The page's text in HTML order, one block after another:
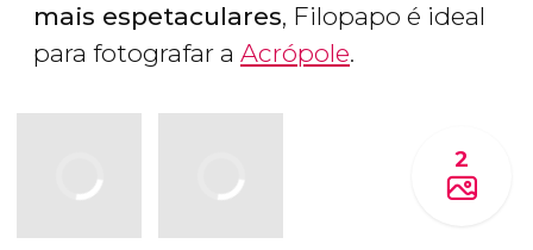
mais espetaculares, Filopapo é ideal
para fotografar a Acrópole.
2